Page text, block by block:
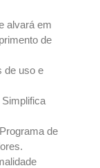
alvará em
de
de uso e
Simplifica
Programa de